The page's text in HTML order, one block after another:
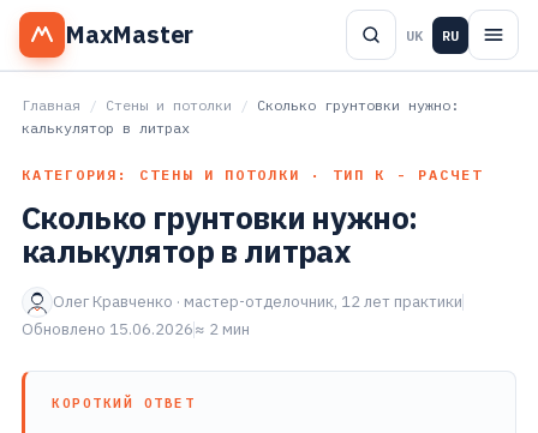
MaxMaster UK RU
Главная / Стены и потолки / Сколько грунтовки нужно:
калькулятор в литрах
КАТЕГОРИЯ: СТЕНЫ И ПОТОЛКИ · ТИП К - РАСЧЕТ
Сколько грунтовки нужно:
калькулятор в литрах
Олег Кравченко · мастер-отделочник, 12 лет практики
Обновлено 15.06.2026≈ 2 мин
КОРОТКИЙ ОТВЕТ